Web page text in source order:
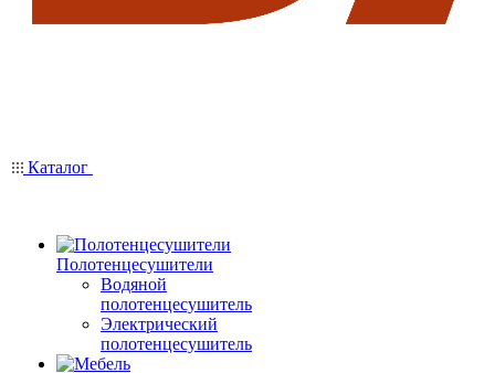
Каталог
Полотенцесушители
Водяной
полотенцесушитель
Электрический
полотенцесушитель